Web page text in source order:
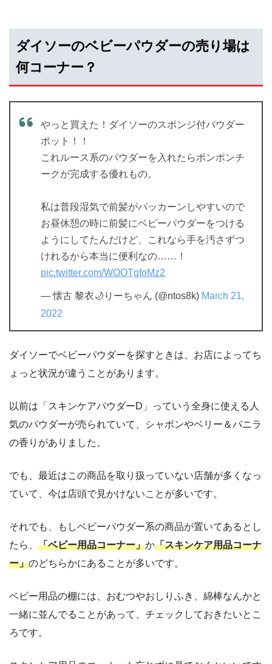
ダイソーのベビーパウダーの売り場は
何コーナー？
やっと買えた！ダイソーのスポンジ付パウダー
ポット！！
これルース系のパウダーを入れたらポンポンチ
ークが完成する優れもの。
私は普段湿気で前髪がパッカーンしやすいので
お昼休憩の時に前髪にベビーパウダーをつける
ようにしてたんだけど、これなら手を汚さずつ
けれるから本当に便利なの……！
pic.twitter.com/WOOTgfoMz2
— 懐古 黎衣🌙りーちゃん (@ntos8k) March 21,
2022
ダイソーでベビーパウダーを探すときは、お店によってち
ょっと状況が違うことがあります。
以前は「スキンケアパウダーD」っていう全身に使える人
気のパウダーが売られていて、シャボンやベリー＆バニラ
の香りがありました。
でも、最近はこの商品を取り扱っていない店舗が多くなっ
ていて、今は店頭で見かけないことが多いです。
それでも、もしベビーパウダー系の商品が置いてあるとし
たら、 「ベビー用品コーナー」か「スキンケア用品コーナ
ー」のどちらかにあることが多いです。
ベビー用品の棚には、おむつやおしりふき、綿棒なんかと
一緒に並んでることがあって、チェックしておきたいとこ
ろです。